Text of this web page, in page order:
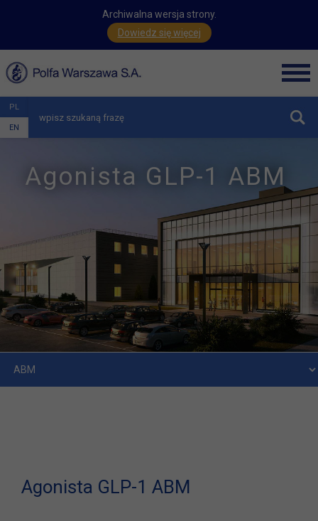
Archiwalna wersja strony.
Dowiedz się więcej
PL
EN
zwiń
Agonista GLP-1 ABM
Agonista GLP-1 ABM